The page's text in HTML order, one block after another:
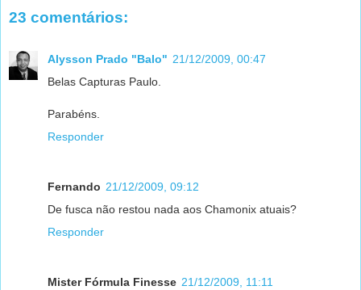
23 comentários:
Alysson Prado "Balo" 21/12/2009, 00:47
Belas Capturas Paulo.
Parabéns.
Responder
Fernando 21/12/2009, 09:12
De fusca não restou nada aos Chamonix atuais?
Responder
Mister Fórmula Finesse 21/12/2009, 11:11